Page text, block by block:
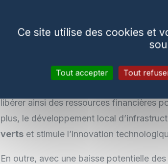
Impact économique positif
villes futures
constitue également un levier
libérer ainsi des ressources financières
plus, le développement local
verts et stimule l’innovation
En outre, avec une baisse potentielle
Ce site utilise des cookies et
Tout accepter Tout